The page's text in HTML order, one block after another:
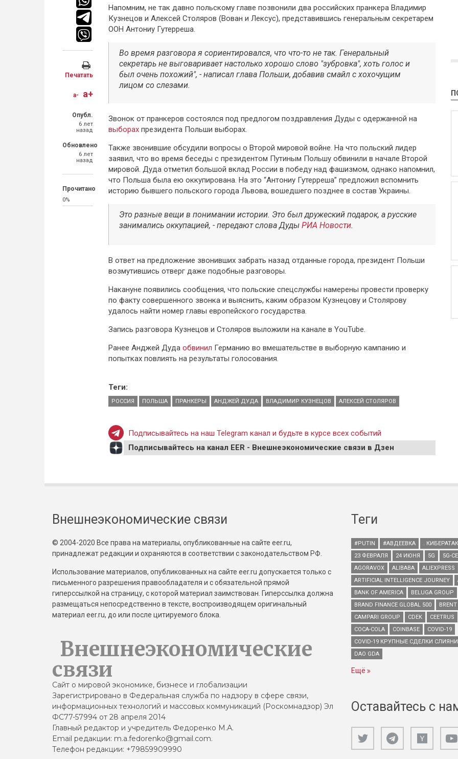
Печатать
a- a+
Опубл.
6 лет
назад
Обновлено
6 лет
назад
Прочитано
0%
Напомним, не так давно польскому главе позвонили два российских пранкера Владимир
Кузнецов и Алексей Столяров (Вован и Лексус), представившись генеральным секретарем
ООН Антониу Гутерреша.
Во время разговора я сориентировался, что что-то не так. Генеральный
секретарь не выговаривает настолько хорошо слово "зубровка", хоть голос и
был очень похожий", - написал глава Польши, добавив смайл с хохочущим
лицом со слезами.
Звонок от пранкеров состоялся под предлогом поздравления Дуды с одержанной на
выборах президента Польши выборах.
Также звонившие обсудили вопросы о Второй мировой войне. На что польский лидер
заявил, что во время беседы с президентом Путиным Польшу обвинили в начале Второй
мировой. Дуда отметил большой вклад России в победу над фашизмом, однако напомнил,
что Польша была ею оккупирована. На это “Антониу Гутерреша” предложил вспомнить
историю бывшего польского города Львова, вошедшего позднее в состав Украины.
Это разные вещи в понимании истории. Это был дружеский подарок, а русские
занимались оккупацией, - передают слова Дуды РИА Новости.
В ответ на предложение звонивших забрать назад отданные города, президент Польши
возмутившись отверг даже подобные разговоры.
Накануне появились сообщения, что польские спецслужбы намерены провести проверку
по факту совершенного звонка и выяснить, каким образом Кузнецову и Столярову
удалось найти номер главы европейского государства.
Запись разговора Кузнецов и Столяров выложили на канале в YouTube.
Ранее Анджей Дуда обвинил Германию во вмешательстве в выборную кампанию и
попытках повлиять на результаты голосования.
Теги:
РОССИЯ ПОЛЬША ПРАНКЕРЫ АНДЖЕЙ ДУДА ВЛАДИМИР КУЗНЕЦОВ АЛЕКСЕЙ СТОЛЯРОВ
Подписывайтесь на наш Telegram канал и будьте в курсе всех событий
Подписывайтесь на канал EER - Внешнеэкономические связи в Дзен
Внешнеэкономические связи
© 2004-2020 Все права на материалы, опубликованные на сайте eer.ru,
принадлежат редакции и охраняются в соответствии с законодательством РФ.
Использование материалов, опубликованных на сайте eer.ru допускается только с
письменного разрешения правообладателя и с обязательной прямой
гиперссылкой на страницу, с которой материал заимствован. Гиперссылка должна
размещаться непосредственно в тексте, воспроизводящем оригинальный
материал eer.ru, до или после цитируемого блока.
Внешнеэкономические
связи
Сайт о мировой экономике, бизнесе и глобализации
Зарегистрировано в Федеральная служба по надзору в сфере связи,
информационных технологий и массовых коммуникаций (Роскомнадзор) Эл
ФС77-57994 от 28 апреля 2014
Главный редактор и учредитель Федоренко М.А.
Email редакции: m.a.fedorenko@gmail.com.
Телефон редакции: +79859909990
Теги
#PUTIN #АВДЕЕВКА .
23 ФЕВРАЛЯ
24 ИЮНЯ 5G 5G-
AGORAVOX
ALIBABA ALIEXPRESS
ARTIFICIAL INTELLIGENCE JOURNEY
BANK OF AMERICA
BELUGA GROUP
BRAND FINANCE GLOBAL 500
BRENT
CAMPARI GROUP
CDEK CEETRUS
COCA-COLA
COINBASE
COVID-19
COVID-19 КРУПНЫЕ СДЕЛКИ
DAO GDA
Ещё
Оставайтесь с